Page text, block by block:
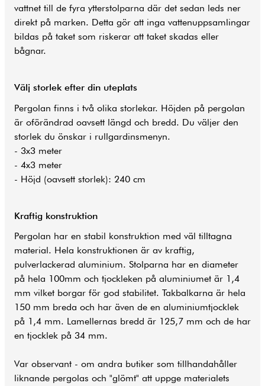
vattnet till de fyra ytterstolparna där det sedan leds ner
direkt på marken. Detta gör att inga vattenuppsamlingar
bildas på taket som riskerar att taket skadas eller
bågnar.
Välj storlek efter din uteplats
Pergolan finns i två olika storlekar. Höjden på pergolan
är oförändrad oavsett längd och bredd. Du väljer den
storlek du önskar i rullgardinsmenyn.
- 3x3 meter
- 4x3 meter
- Höjd (oavsett storlek): 240 cm
Kraftig konstruktion
Pergolan har en stabil konstruktion med väl tilltagna
material. Hela konstruktionen är av kraftig,
pulverlackerad aluminium. Stolparna har en diameter
på hela 100mm och tjockleken på aluminiumet är 1,4
mm vilket borgar för god stabilitet. Takbalkarna är hela
150 mm breda och har även de en aluminiumtjocklek
på 1,4 mm. Lamellernas bredd är 125,7 mm och de har
en tjocklek på 34 mm.
Var observant - om andra butiker som tillhandahåller
liknande pergolas och "glömt" att uppge materialets